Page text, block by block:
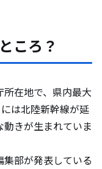
ころ？
在地で、県内最大
は北陸新幹線が延
きが生まれていま
部が発表している